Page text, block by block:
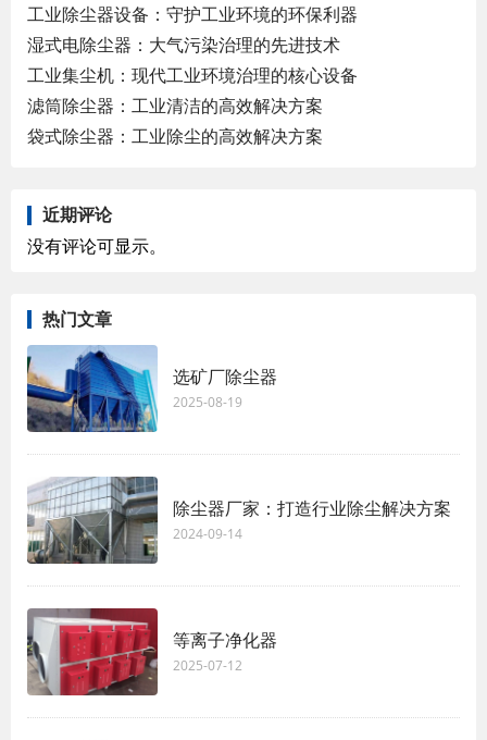
工业除尘器设备：守护工业环境的环保利器
湿式电除尘器：大气污染治理的先进技术
工业集尘机：现代工业环境治理的核心设备
滤筒除尘器：工业清洁的高效解决方案
袋式除尘器：工业除尘的高效解决方案
近期评论
没有评论可显示。
热门文章
选矿厂除尘器
2025-08-19
除尘器厂家：打造行业除尘解决方案
2024-09-14
等离子净化器
2025-07-12